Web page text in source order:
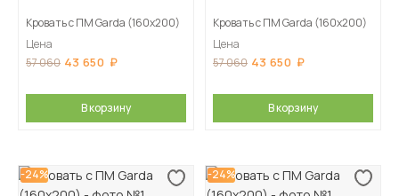
Кровать с ПМ Garda (160х200)
Цена
57 060 43 650
В корзину
Кровать с ПМ Garda (160х200)
Цена
57 060 43 650
В корзину
-24% -24%